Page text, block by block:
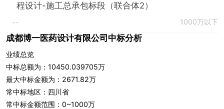
程设计-施工总承包标段（联合体2）
-- 1000万以下
成都博一医药设计有限公司中标分析
业绩总览
中标总额为：10450.039705万
最大中标金额为：2671.82万
常中标地区：四川省
常中标金额范围：0~1000万